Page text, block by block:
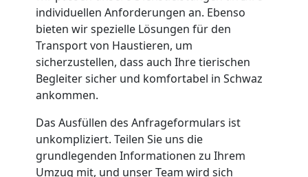
individuellen Anforderungen an. Ebenso
bieten wir spezielle Lösungen für den
Transport von Haustieren, um
sicherzustellen, dass auch Ihre tierischen
Begleiter sicher und komfortabel in Schwaz
ankommen.
Das Ausfüllen des Anfrageformulars ist
unkompliziert. Teilen Sie uns die
grundlegenden Informationen zu Ihrem
Umzug mit, und unser Team wird sich
Wiener
Neustadt
Umzug
und